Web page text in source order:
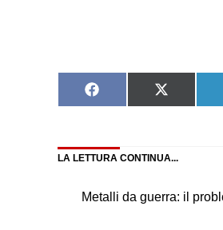
Share
on
Share
on
LA LETTURA CONTINUA...
Metalli da guerra: il